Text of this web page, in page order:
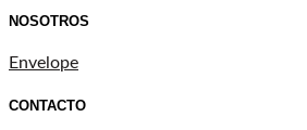
NOSOTROS
Envelope
CONTACTO